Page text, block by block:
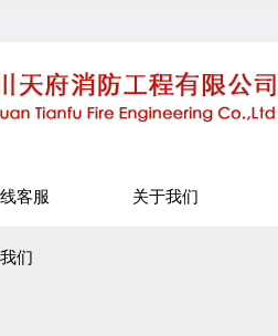
客服 关于我们
们